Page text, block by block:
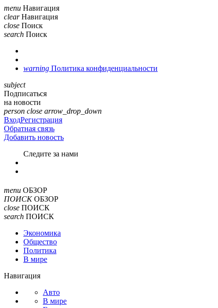
menu Навигация
clear Навигация
close Поиск
search Поиск
warning Политика конфиденциальности
subject
Подписаться
на новости
person close arrow_drop_down
ВходРегистрация
Обратная связь
Добавить новость
Cледите за нами
menu ОБЗОР
ПОИСК ОБЗОР
close ПОИСК
search ПОИСК
Экономика
Общество
Политика
В мире
Навигация
Авто
В мире